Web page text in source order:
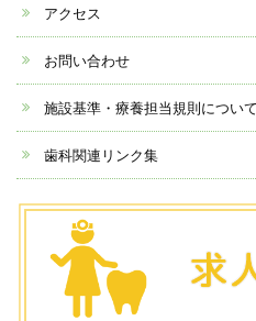
アクセス
お問い合わせ
施設基準・療養担当規則について
歯科関連リンク集